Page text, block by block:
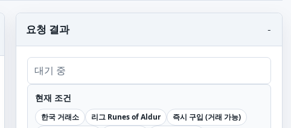
요청 결과 -
대기 중
현재 조건
한국 거래소 리그 Runes of Aldur
즉시 구입 (거래 가능)